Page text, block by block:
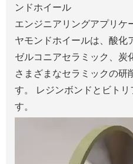
ンドホイール
エンジニアリングアプリケ
ヤモンドホイールは、酸化
ゼルコニアセラミック、炭
さまざまなセラミックの研
す。 レジンボンドとビト
す。